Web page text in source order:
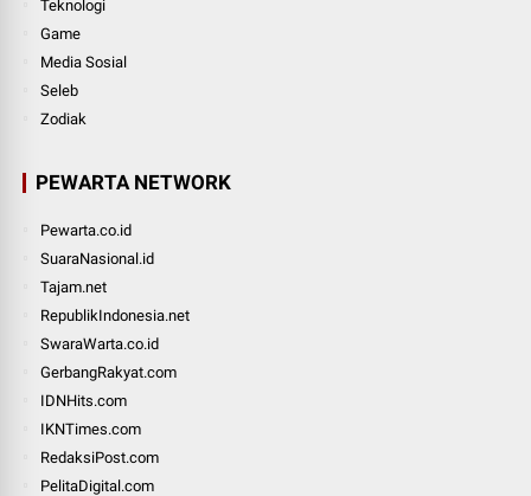
Teknologi
Game
Media Sosial
Seleb
Zodiak
PEWARTA NETWORK
Pewarta.co.id
SuaraNasional.id
Tajam.net
RepublikIndonesia.net
SwaraWarta.co.id
GerbangRakyat.com
IDNHits.com
IKNTimes.com
RedaksiPost.com
PelitaDigital.com